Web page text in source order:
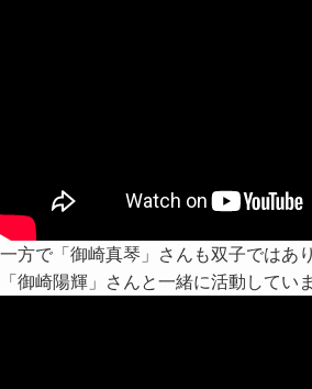
一方で「御崎真琴」さんも双子ではあ
「御崎陽輝」さんと一緒に活動してい